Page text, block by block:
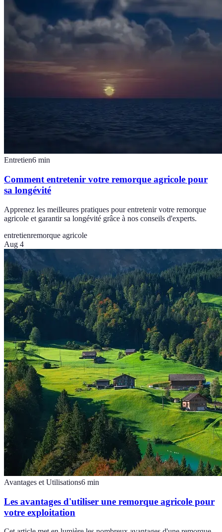
Entretien6 min
Comment entretenir votre remorque agricole pour
sa longévité
Apprenez les meilleures pratiques pour entretenir votre remorque
agricole et garantir sa longévité grâce à nos conseils d'experts.
entretienremorque agricole
Aug 4
Avantages et Utilisations6 min
Les avantages d'utiliser une remorque agricole pour
votre exploitation